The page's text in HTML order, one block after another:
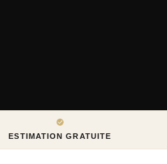
ESTIMATION GRATUITE